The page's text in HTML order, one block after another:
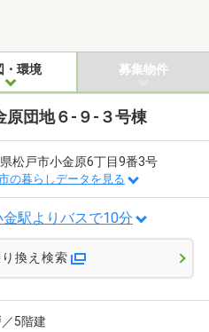
・環境 募集物件
原団地６-９-３号棟
松戸市小金原6丁目9番3号
の暮らしデータを見る
金駅よりバスで10分
換え検索
5階建